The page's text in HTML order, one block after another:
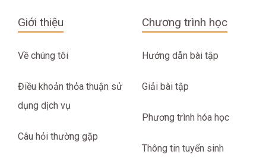
Giới thiệu
Về chúng tôi
Điều khoản thỏa thuận sử
dụng dịch vụ
Câu hỏi thường gặp
Chương trình học
Hướng dẫn bài tập
Giải bài tập
Phương trình hóa học
Thông tin tuyển sinh